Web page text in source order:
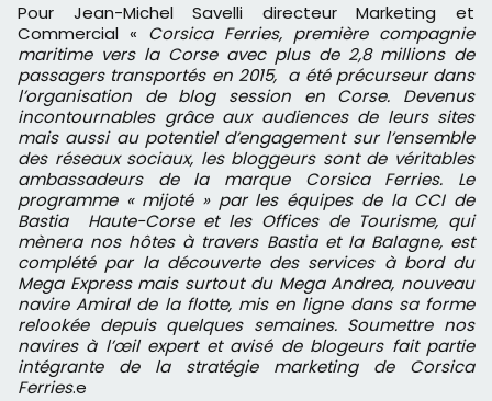
Pour Jean-Michel Savelli directeur Marketing et
Commercial « Corsica Ferries, première compagnie
maritime vers la Corse avec plus de 2,8 millions de
passagers transportés en 2015, a été précurseur dans
l’organisation de blog session en Corse. Devenus
incontournables grâce aux audiences de leurs sites
mais aussi au potentiel d’engagement sur l’ensemble
des réseaux sociaux, les bloggeurs sont de véritables
ambassadeurs de la marque Corsica Ferries. Le
programme « mijoté » par les équipes de la CCI de
Bastia Haute-Corse et les Offices de Tourisme, qui
mènera nos hôtes à travers Bastia et la Balagne, est
complété par la découverte des services à bord du
Mega Express mais surtout du Mega Andrea, nouveau
navire Amiral de la flotte, mis en ligne dans sa forme
relookée depuis quelques semaines. Soumettre nos
navires à l’œil expert et avisé de blogeurs fait partie
intégrante de la stratégie marketing de Corsica
Ferries.e